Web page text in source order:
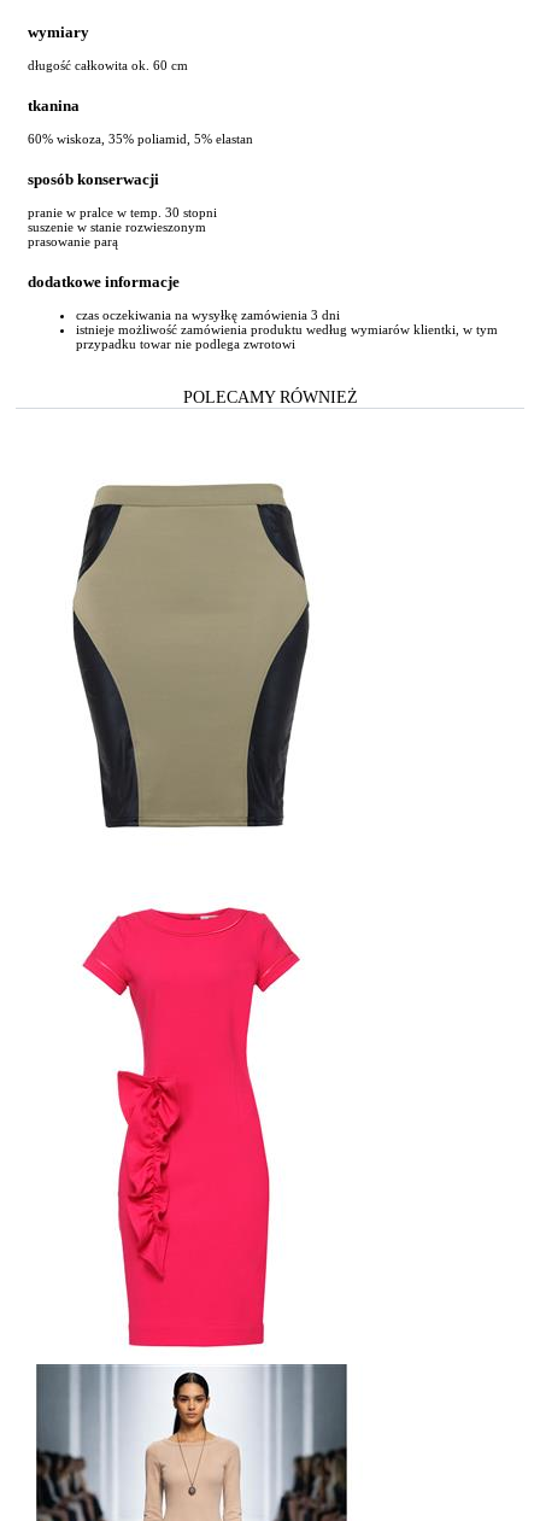
wymiary
długość całkowita ok. 60 cm
tkanina
60% wiskoza, 35% poliamid, 5% elastan
sposób konserwacji
pranie w pralce w temp. 30 stopni
suszenie w stanie rozwieszonym
prasowanie parą
dodatkowe informacje
czas oczekiwania na wysyłkę zamówienia 3 dni
istnieje możliwość zamówienia produktu według wymiarów klientki, w tym
przypadku towar nie podlega zwrotowi
POLECAMY RÓWNIEŻ